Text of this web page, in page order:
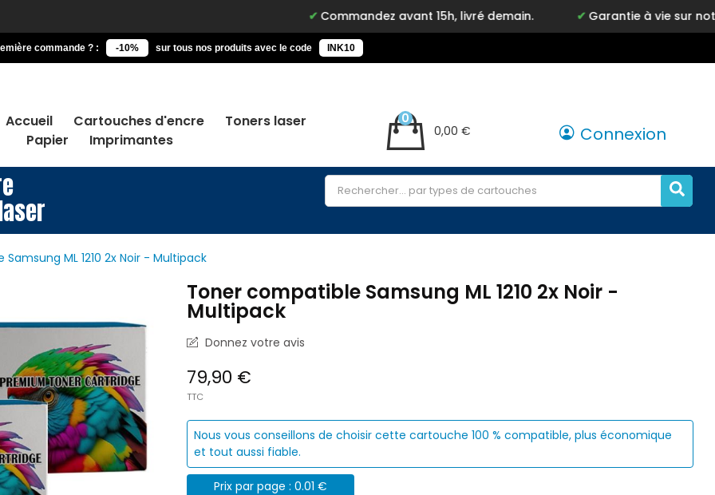
Commandez avant 15h, livré demain. Garantie à vie sur notre
commande ? : -10% sur tous nos produits avec le code INK10
Accueil Cartouches d'encre
Toners laser
Papier
Imprimantes
0,00 €
0
Connexion
ML 1210 2x Noir - Multipack
Toner compatible Samsung ML 1210 2x Noir -
Multipack
Donnez votre avis
79,90 €
TTC
Nous vous conseillons de choisir cette cartouche 100 % compatible, plus économique
et tout aussi fiable.
Prix par page : 0.01 €